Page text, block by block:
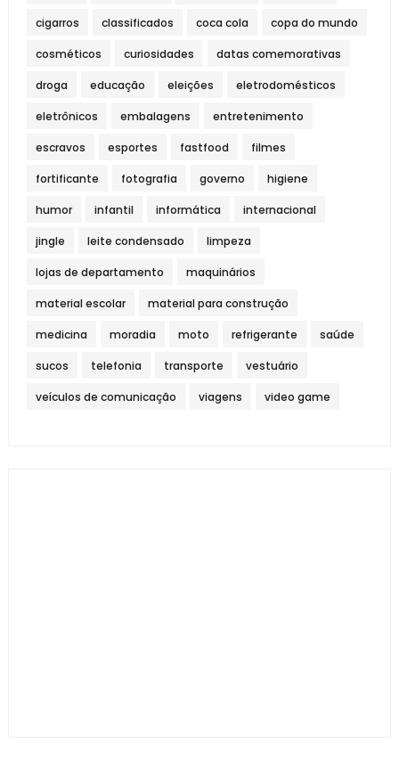
cigarros classificados coca cola copa do mundo
cosméticos curiosidades datas comemorativas
droga educação eleições eletrodomésticos
eletrônicos embalagens entretenimento
escravos esportes fastfood filmes
fortificante fotografia governo higiene
humor infantil informática internacional
jingle leite condensado limpeza
lojas de departamento maquinários
material escolar material para construção
medicina moradia moto refrigerante saúde
sucos telefonia transporte vestuário
veículos de comunicação viagens video game